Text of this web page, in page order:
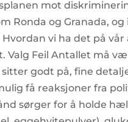
mot
Ronda og Granada,
vi ha det på
Feil Antallet må
godt på, fine
få reaksjoner fra
sørger for å holde